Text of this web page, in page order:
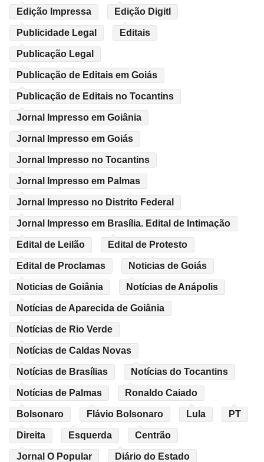
Edição Impressa Edição Digitl
Publicidade Legal Editais
Publicação Legal
Publicação de Editais em Goiás
Publicação de Editais no Tocantins
Jornal Impresso em Goiânia
Jornal Impresso em Goiás
Jornal Impresso no Tocantins
Jornal Impresso em Palmas
Jornal Impresso no Distrito Federal
Jornal Impresso em Brasília. Edital de Intimação
Edital de Leilão Edital de Protesto
Edital de Proclamas Noticias de Goiás
Noticias de Goiânia Notícias de Anápolis
Notícias de Aparecida de Goiânia
Notícias de Rio Verde
Notícias de Caldas Novas
Notícias de Brasílias Notícias do Tocantins
Notícias de Palmas Ronaldo Caiado
Bolsonaro Flávio Bolsonaro Lula PT
Direita Esquerda Centrão
Jornal O Popular Diário do Estado